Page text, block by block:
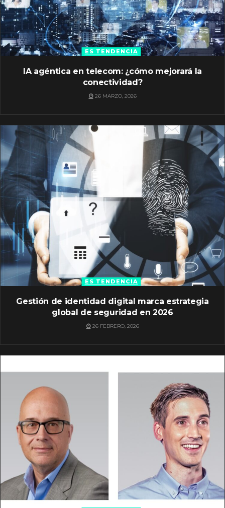
ES TENDENCIA
IA agéntica en telecom: ¿cómo mejorará la
conectividad?
26 MARZO, 2026
ES TENDENCIA
Gestión de identidad digital marca estrategia
global de seguridad en 2026
26 FEBRERO, 2026